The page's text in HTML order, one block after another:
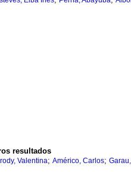
resultados
Valentina; Américo, Carlos;